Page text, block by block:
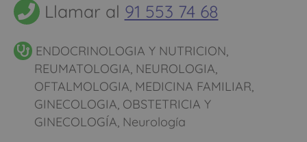
Llamar al 91 553 74 68
ENDOCRINOLOGIA Y NUTRICION,
REUMATOLOGIA, NEUROLOGIA,
OFTALMOLOGIA, MEDICINA FAMILIAR,
GINECOLOGIA, OBSTETRICIA Y
GINECOLOGÍA, Neurología